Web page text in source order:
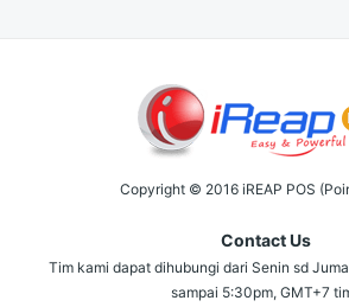
Copyright © 2016 iREAP POS
Contact Us
Tim kami dapat dihubungi dari Senin sd
sampai 5:30pm, GMT+7